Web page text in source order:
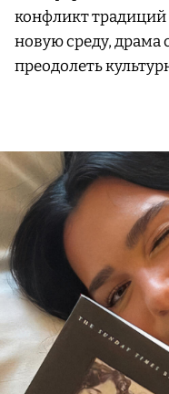
конфликт
новую среду, драма
преодолеть